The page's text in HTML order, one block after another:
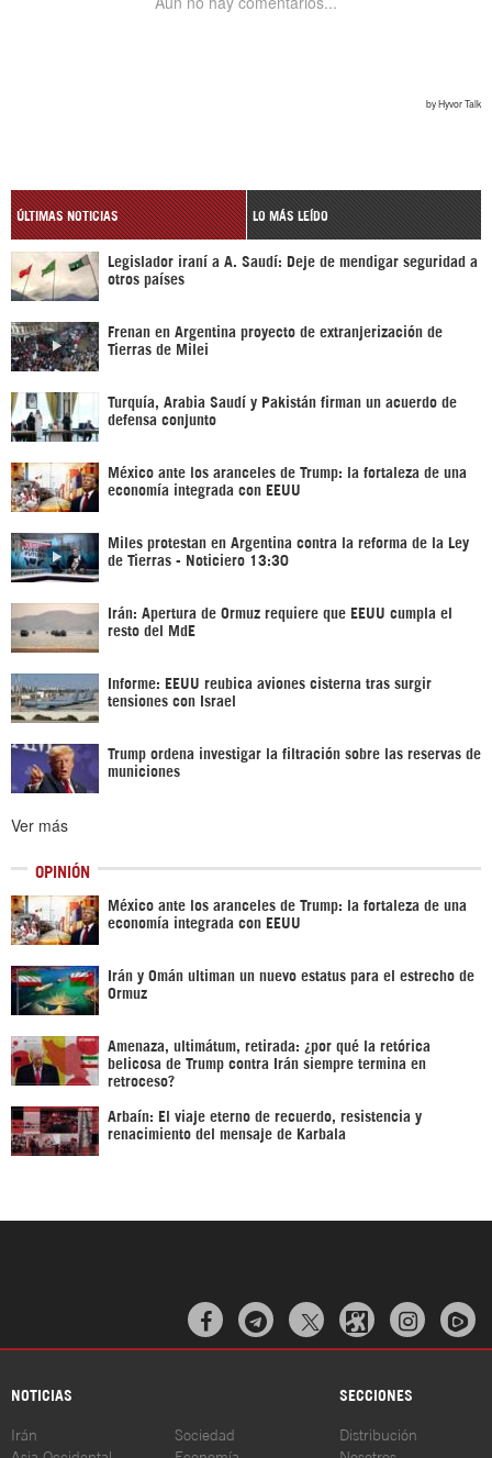
ÚLTIMAS NOTICIAS LO MÁS LEÍDO
Legislador iraní a A. Saudí: Deje de mendigar seguridad a
otros países
Frenan en Argentina proyecto de extranjerización de
Tierras de Milei
Turquía, Arabia Saudí y Pakistán firman un acuerdo de
defensa conjunto
México ante los aranceles de Trump: la fortaleza de una
economía integrada con EEUU
Miles protestan en Argentina contra la reforma de la Ley
de Tierras - Noticiero 13:30
Irán: Apertura de Ormuz requiere que EEUU cumpla el
resto del MdE
Informe: EEUU reubica aviones cisterna tras surgir
tensiones con Israel
Trump ordena investigar la filtración sobre las reservas de
municiones
Ver más
OPINIÓN
México ante los aranceles de Trump: la fortaleza de una
economía integrada con EEUU
Irán y Omán ultiman un nuevo estatus para el estrecho de
Ormuz
Amenaza, ultimátum, retirada: ¿por qué la retórica
belicosa de Trump contra Irán siempre termina en
retroceso?
Arbaín: El viaje eterno de recuerdo, resistencia y
renacimiento del mensaje de Karbala
  
NOTICIAS SECCIONES
Irán
Asia Occidental
Sociedad
Economía
Distribución
Nosotros